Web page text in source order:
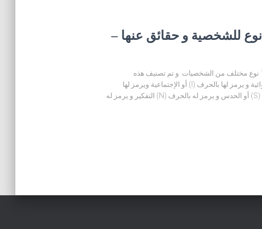
أنواع الشخصيات – 16 نوع للشخصية و حقائق عنها –
أنواع الشخصيات كثيرة جداً و تصل إلى 16 نوع مختلف من الشخصيات. و تم تصنيف هذه
الشخصيات حسب عدة صفات منها: الإنطوائية و يرمز لها بالحرف (I) أو الإجتماعية ويرمز لها